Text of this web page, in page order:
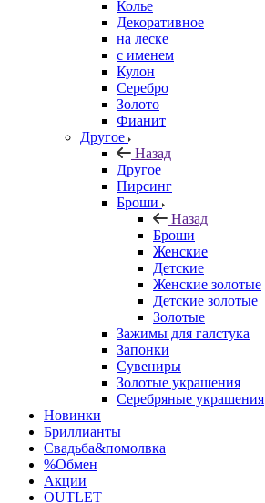
Колье
Декоративное
на леске
с именем
Кулон
Серебро
Золото
Фианит
Другое
Назад
Другое
Пирсинг
Броши
Назад
Броши
Женские
Детские
Женские золотые
Детские золотые
Золотые
Зажимы для галстука
Запонки
Сувениры
Золотые украшения
Серебряные украшения
Новинки
Бриллианты
Свадьба&помолвка
%Обмен
Акции
OUTLET